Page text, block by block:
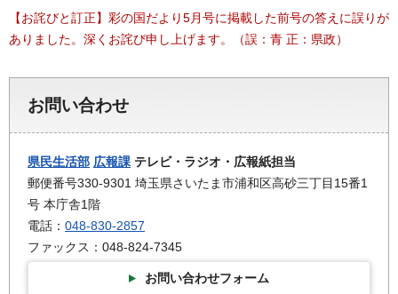
【お詫びと訂正】彩の国だより5月号に掲載した前号の答えに誤りが
ありました。深くお詫び申し上げます。（誤：青 正：県政）
お問い合わせ
県民生活部 広報課 テレビ・ラジオ・広報紙担当
郵便番号330-9301 埼玉県さいたま市浦和区高砂三丁目15番1
号 本庁舎1階
電話： 048-830-2857
ファックス：048-824-7345
お問い合わせフォーム